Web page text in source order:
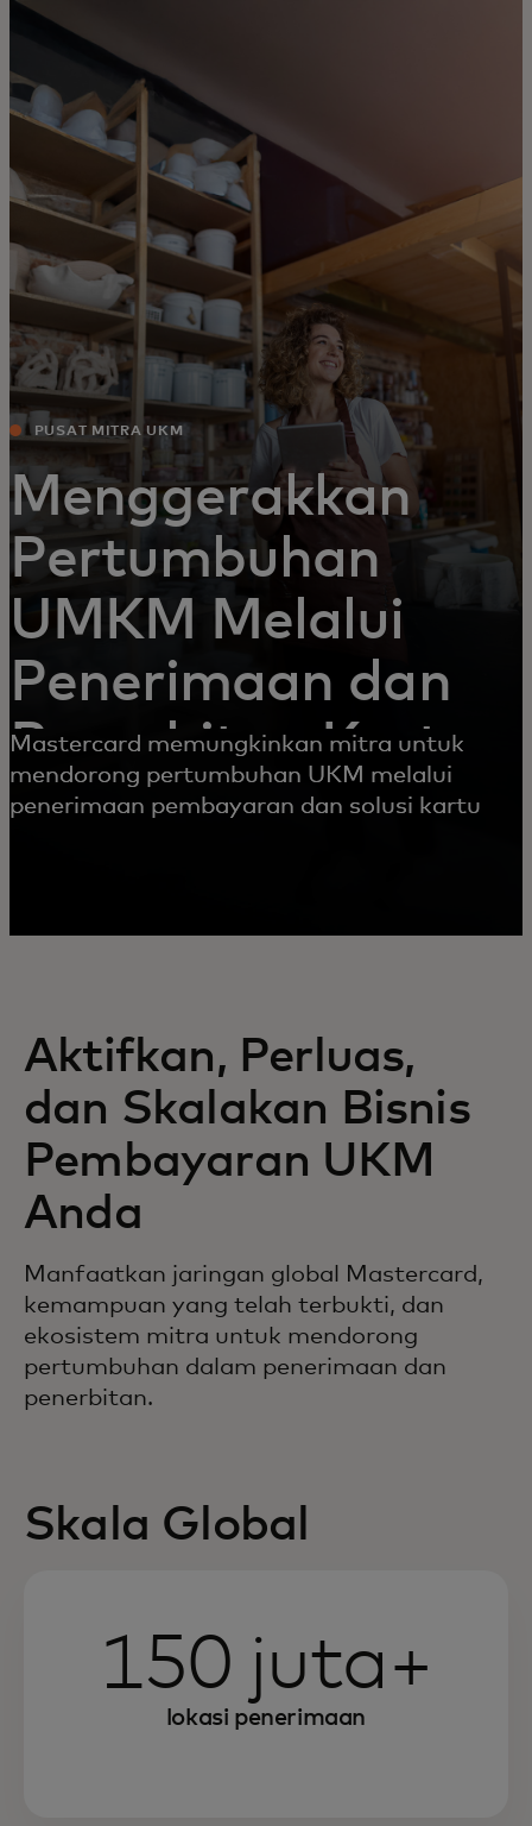
Untuk Anda
Untuk bisnis
Untuk dunia
Untuk inovator
Berita dan tren
PUSAT MITRA UKM
Menggerakkan
Pertumbuhan
UMKM Melalui
Penerimaan dan
Penerbitan Kartu
Mastercard memungkinkan mitra untuk
mendorong pertumbuhan UKM melalui
penerimaan pembayaran dan solusi kartu
Aktifkan, Perluas,
dan Skalakan Bisnis
Pembayaran UKM
Anda
Manfaatkan jaringan global Mastercard,
kemampuan yang telah terbukti, dan
ekosistem mitra untuk mendorong
pertumbuhan dalam penerimaan dan
penerbitan.
Skala Global
150 juta+
lokasi penerimaan